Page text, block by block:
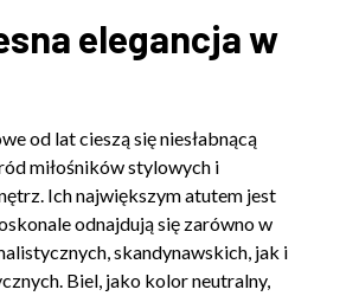
elegancja w
od lat cieszą się niesłabnącą
miłośników stylowych i
Ich największym atutem jest
odnajdują się zarówno w
skandynawskich, jak i
Biel, jako kolor neutralny,